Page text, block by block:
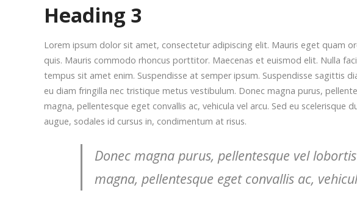
Heading 3
Lorem ipsum dolor sit amet, consectetur adipiscing elit. Mauris eget quam
quis. Mauris commodo rhoncus porttitor. Maecenas et euismod elit. Nulla
tempus sit amet enim. Suspendisse at semper ipsum. Suspendisse sagittis
eu diam fringilla nec tristique metus vestibulum. Donec magna purus,
magna, pellentesque eget convallis ac, vehicula vel arcu. Sed eu scelerisque
augue, sodales id cursus in, condimentum at risus.
Donec magna purus, pellentesque vel
magna, pellentesque eget convallis ac,